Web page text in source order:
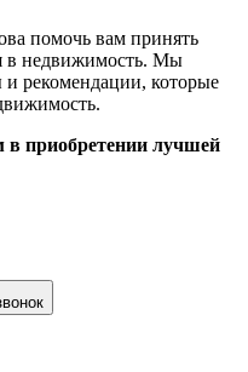
помочь вам принять
в недвижимость. Мы
и рекомендации, которые
приобретении лучшей